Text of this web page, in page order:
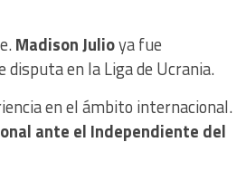
Madison Julioya fue
disputa en la Liga de Ucrania.
en el ámbito internacional.
ante el Independiente del